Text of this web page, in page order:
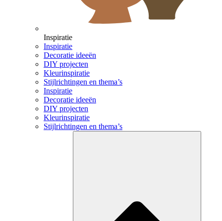
Inspiratie
Inspiratie
Decoratie ideeën
DIY projecten
Kleurinspiratie
Stijlrichtingen en thema’s
Inspiratie
Decoratie ideeën
DIY projecten
Kleurinspiratie
Stijlrichtingen en thema’s